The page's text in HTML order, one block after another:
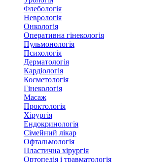
Флебологія
Неврологія
Онкологія
Оперативна гінекологія
Пульмонологія
Психологія
Дерматологія
Кардіологія
Косметологія
Гінекологія
Масаж
Проктологія
Хірургія
Ендокринологія
Сімейний лікар
Офтальмологія
Пластична хірургія
Ортопедія і травматологія